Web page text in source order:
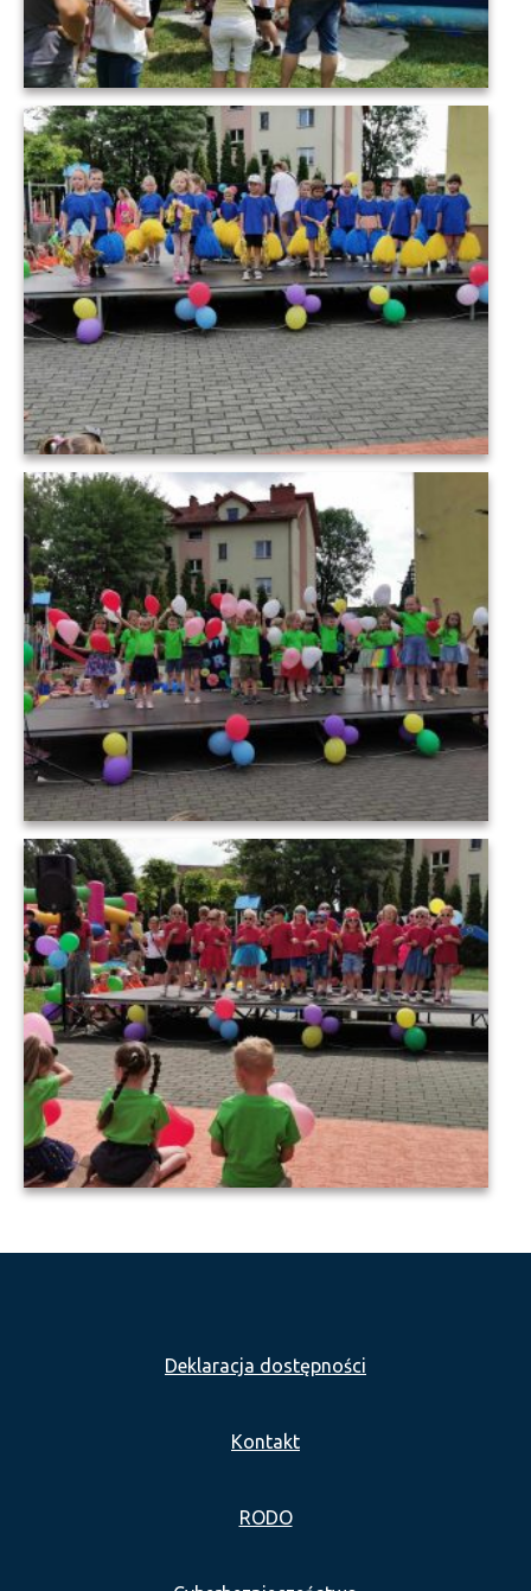
Deklaracja dostępności
Kontakt
RODO